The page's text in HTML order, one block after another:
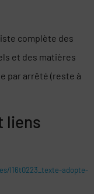
complète des
et des matières
par arrêté (reste à
liens
l16t0223_texte-adopte-